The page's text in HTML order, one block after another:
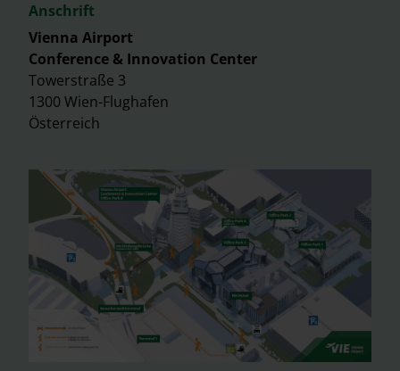
Anschrift
Vienna Airport
Conference & Innovation Center
Towerstraße 3
1300 Wien-Flughafen
Österreich